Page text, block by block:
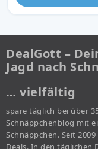
DealGott –
Jagd nach
… vielfältig
spare täglich bei über
Schnäppchenblog mit
Schnäppchen. Seit
Deals. In den täglichen